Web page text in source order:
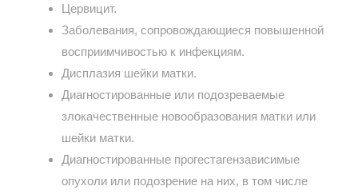
Цервицит.
Заболевания, сопровождающиеся повышенной
восприимчивостью к инфекциям.
Дисплазия шейки матки.
Диагностированные или подозреваемые
злокачественные новообразования матки или
шейки матки.
Диагностированные прогестагензависимые
опухоли или подозрение на них, в том числе